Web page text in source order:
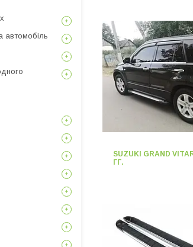
SUZUKI GRAND
ГГ.
автомобіль